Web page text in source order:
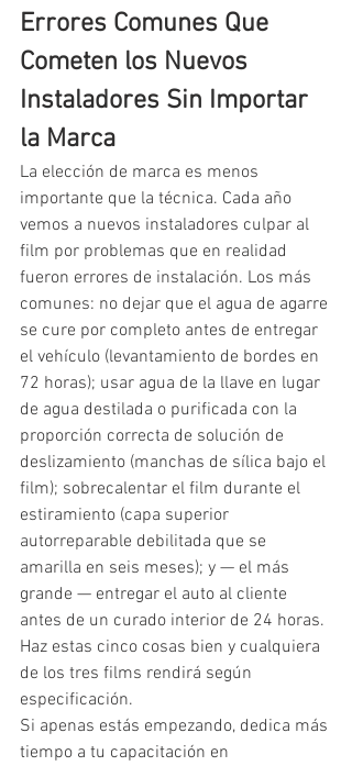
Errores Comunes Que
Cometen los Nuevos
Instaladores Sin Importar
la Marca
La elección de marca es menos
importante que la técnica. Cada año
vemos a nuevos instaladores culpar al
film por problemas que en realidad
fueron errores de instalación. Los más
comunes: no dejar que el agua de agarre
se cure por completo antes de entregar
el vehículo (levantamiento de bordes en
72 horas); usar agua de la llave en lugar
de agua destilada o purificada con la
proporción correcta de solución de
deslizamiento (manchas de sílica bajo el
film); sobrecalentar el film durante el
estiramiento (capa superior
autorreparable debilitada que se
amarilla en seis meses); y — el más
grande — entregar el auto al cliente
antes de un curado interior de 24 horas.
Haz estas cinco cosas bien y cualquiera
de los tres films rendirá según
especificación.
Si apenas estás empezando, dedica más
tiempo a tu capacitación en